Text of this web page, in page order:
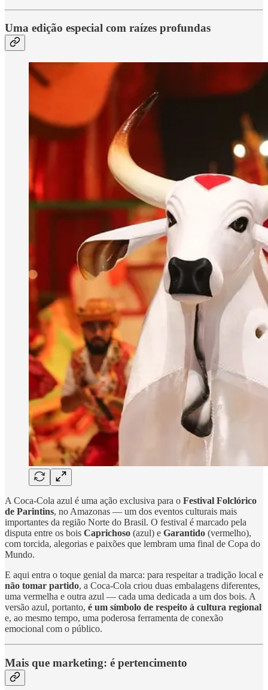
Uma edição especial com raízes profundas
A Coca-Cola azul é uma ação exclusiva para o Festival Folclórico
de Parintins, no Amazonas — um dos eventos culturais mais
importantes da região Norte do Brasil. O festival é marcado pela
disputa entre os bois Caprichoso (azul) e Garantido (vermelho),
com torcida, alegorias e paixões que lembram uma final de Copa do
Mundo.
E aqui entra o toque genial da marca: para respeitar a tradição local e
não tomar partido, a Coca-Cola criou duas embalagens diferentes,
uma vermelha e outra azul — cada uma dedicada a um dos bois. A
versão azul, portanto, é um símbolo de respeito à cultura regional
e, ao mesmo tempo, uma poderosa ferramenta de conexão
emocional com o público.
Mais que marketing: é pertencimento